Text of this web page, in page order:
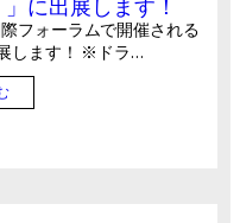
に出展します！
フォーラムで開催される
します！ ※ドラ…